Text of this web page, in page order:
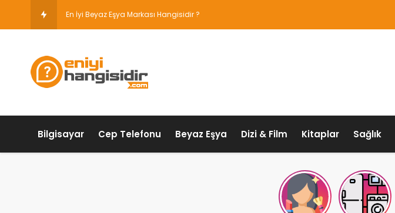
En İyi Beyaz Eşya Markası Hangisidir ?
Bilgisayar Cep Telefonu Beyaz Eşya Dizi & Film Kitaplar Sağlık